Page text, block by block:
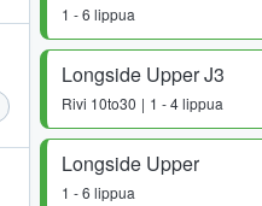
1 - 6 lippua
Longside Upper J3
Rivi 10to30 1 - 4 lippua
Longside Upper
1 - 6 lippua